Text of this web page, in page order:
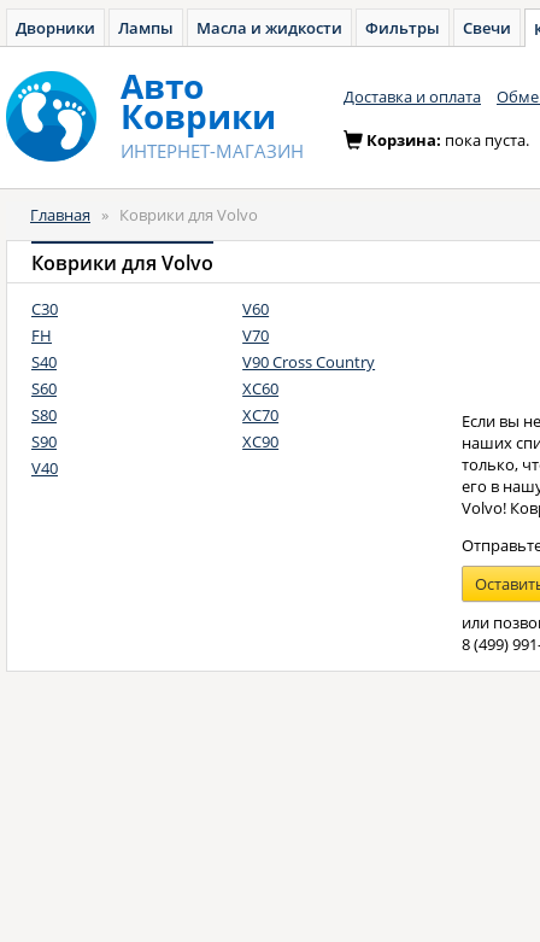
Дворники Лампы Масла и жидкости Фильтры Свечи
Авто
Коврики
ИНТЕРНЕТ-МАГАЗИН
Доставка и оплата
Корзина: пока пуста.
Главная » Коврики для Volvo
Коврики для Volvo
C30
FH
S40
S60
S80
S90
V40
V60
V70
V90 Cross Country
XC60
XC70
XC90
Если вы
наших
только,
его в
Volvo!
или
8 (499)